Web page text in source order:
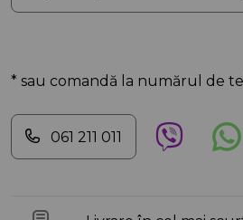
* sau comandă la numărul de
061 211 011